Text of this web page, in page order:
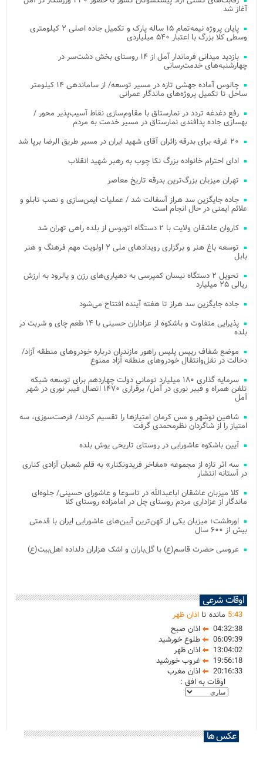
آغاز شد
پایان پروژه نیمه‌تمام ۱۵ ساله پارک و تکمیل جاده اصلی ۲ کیلومتری
وسطی کلا بزرگ با اعتبار ۵۴۰ میلیاردی
بازدید میدانی فرماندار آمل از ۱۴ روستای بخش دشت‌سر در
چهارشنبه‌های خدمت‌رسانی
چالوس آماده جهشی تازه در مسیر توسعه/ از ساماندهی ۱۴ کیلومتر
ساحل تا تکمیل پروژه‌های ماندگار عمرانی
رفع دغدغه تردد در نمارستاق با مقاوم‌سازی نقاط آسیب‌پذیر محور /
بهسازی جاده پدافندی نمارستاق در مسیر خدمت به مردم
۲۰ غرفه برای بدرقه زائران آقای شهید ایران در مسیر طریق الرضا برپا شد
ادای احترام خانواده بزرگ نکا چوب به رهبر شهید انقلاب
تهران میزبان بزرگ‌ترین بدرقه تاریخ معاصر
جاده جایگزین سد هراز آسفالت شد / عملیات ایمن‌سازی و نصب تابلو و
علائم ایمنی در حال انجام است
کاروان عاشقان ولایت با ۲ دستگاه اتوبوس از بلده راهی تهران شد
توسعه باغ هنر و برگزاری رویدادهای ملی ۲ اولویت مهم فرهنگ و هنر
بابل
تحویل ۲ دستگاه نیسان کمپرسی به دهیاری‌های رزن و یالرود به ارزش
ریالی ۲۵ میلیارد
جاده جایگزین سد هراز تا هفته آینده افتتاح می‌شود
پذیرایی متفاوت و باشکوه از عزاداران حسینی با ۱۴ طعم چای و شربت در
بلده
موضع شفاف رییس پلیس راهور مازندران درباره خودروهای منطقه آزاد/
دخالت در نقل‌وانتقال خودروهای منطقه آزاد ممنوع
سرمایه گذاری ۱۸۰ میلیارد تومانی دولت چهاردهم برای توسعه شبکه
تلفن همراه و فیبر نوری در آمل/ برقراری ۱۴۷۰ اتصال فیبر نوری در شهر
آمل
شاهین نوشهر و مس کرمان امتیازها را تقسیم کردند/ فرصت‌سوزی، سه
امتیاز را از شاگردان نظرمحمدی گرفت
آیین باشکوه عاشورایی در روستای تاریخی یوش بلده
سه اثر تازه از مجموعه «مفاخر فریدونکنار» به قلم شعبان آزادی کناری
در آستانه انتشار
کلا میزبان عاشقان اباعبدالله در تاسوعا و عاشورای حسینی/ جلوه‌ای
ماندگار از عزاداری مردم روستای چل در امامزاده روستای کلا
اورطشت؛ میزبان یکی از کهن‌ترین آیین‌های عاشورایی ایران با قدمتی
بیش از ۶۰۰ سال
عروسی حضرت قاسم(ع) با گل‌باران و اشک هزاران دلداده اهل‌بیت(ع)
اوقات شرعی
5:43 مانده تااذان ظهر
04:32:38
اذان صبح
06:09:39
طلوع خورشید
13:04:02
اذان ظهر
19:56:18
غروب خورشید
20:16:33
اذان مغرب
اوقات به افق :
عکس ها